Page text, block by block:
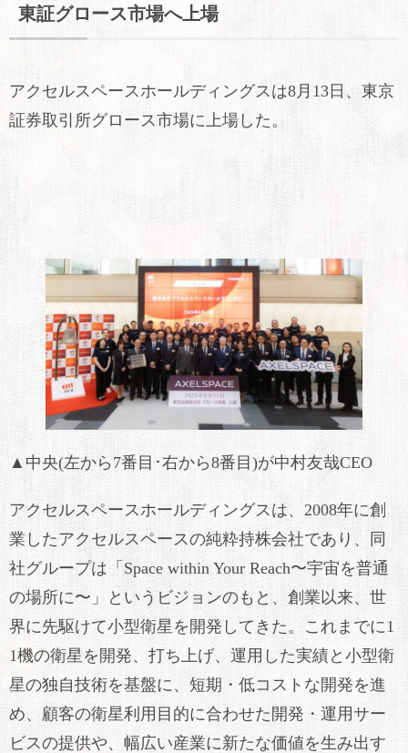
東証グロース市場へ上場
アクセルスペースホールディングスは8月13日、東京
証券取引所グロース市場に上場した。
▲中央(左から7番目･右から8番目)が中村友哉CEO
アクセルスペースホールディングスは、2008年に創
業したアクセルスペースの純粋持株会社であり、同
社グループは「Space within Your Reach〜宇宙を普通
の場所に〜」というビジョンのもと、創業以来、世
界に先駆けて小型衛星を開発してきた。これまでに1
1機の衛星を開発、打ち上げ、運用した実績と小型衛
星の独自技術を基盤に、短期・低コストな開発を進
め、顧客の衛星利用目的に合わせた開発・運用サー
ビスの提供や、幅広い産業に新たな価値を生み出す